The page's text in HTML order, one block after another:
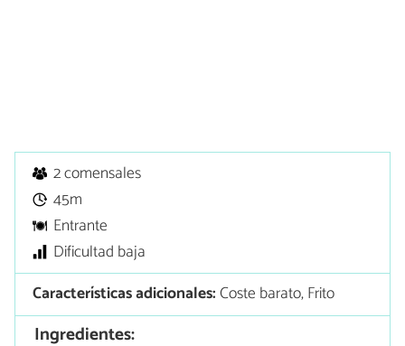
2 comensales
45m
Entrante
Dificultad baja
Características adicionales:Coste barato, Frito
Ingredientes: